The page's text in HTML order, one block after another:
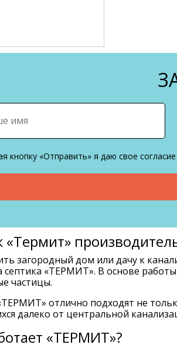
кнопку «Отправить» я даю свое
«Термит»
загородный дом или дачу к
септика «ТЕРМИТ». В основе
частицы.
отлично подходят не
далеко от центральной
«ТЕРМИТ»?